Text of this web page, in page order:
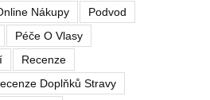
Nákupy
Podvod
Péče O Vlasy
Recenze
Doplňků Stravy